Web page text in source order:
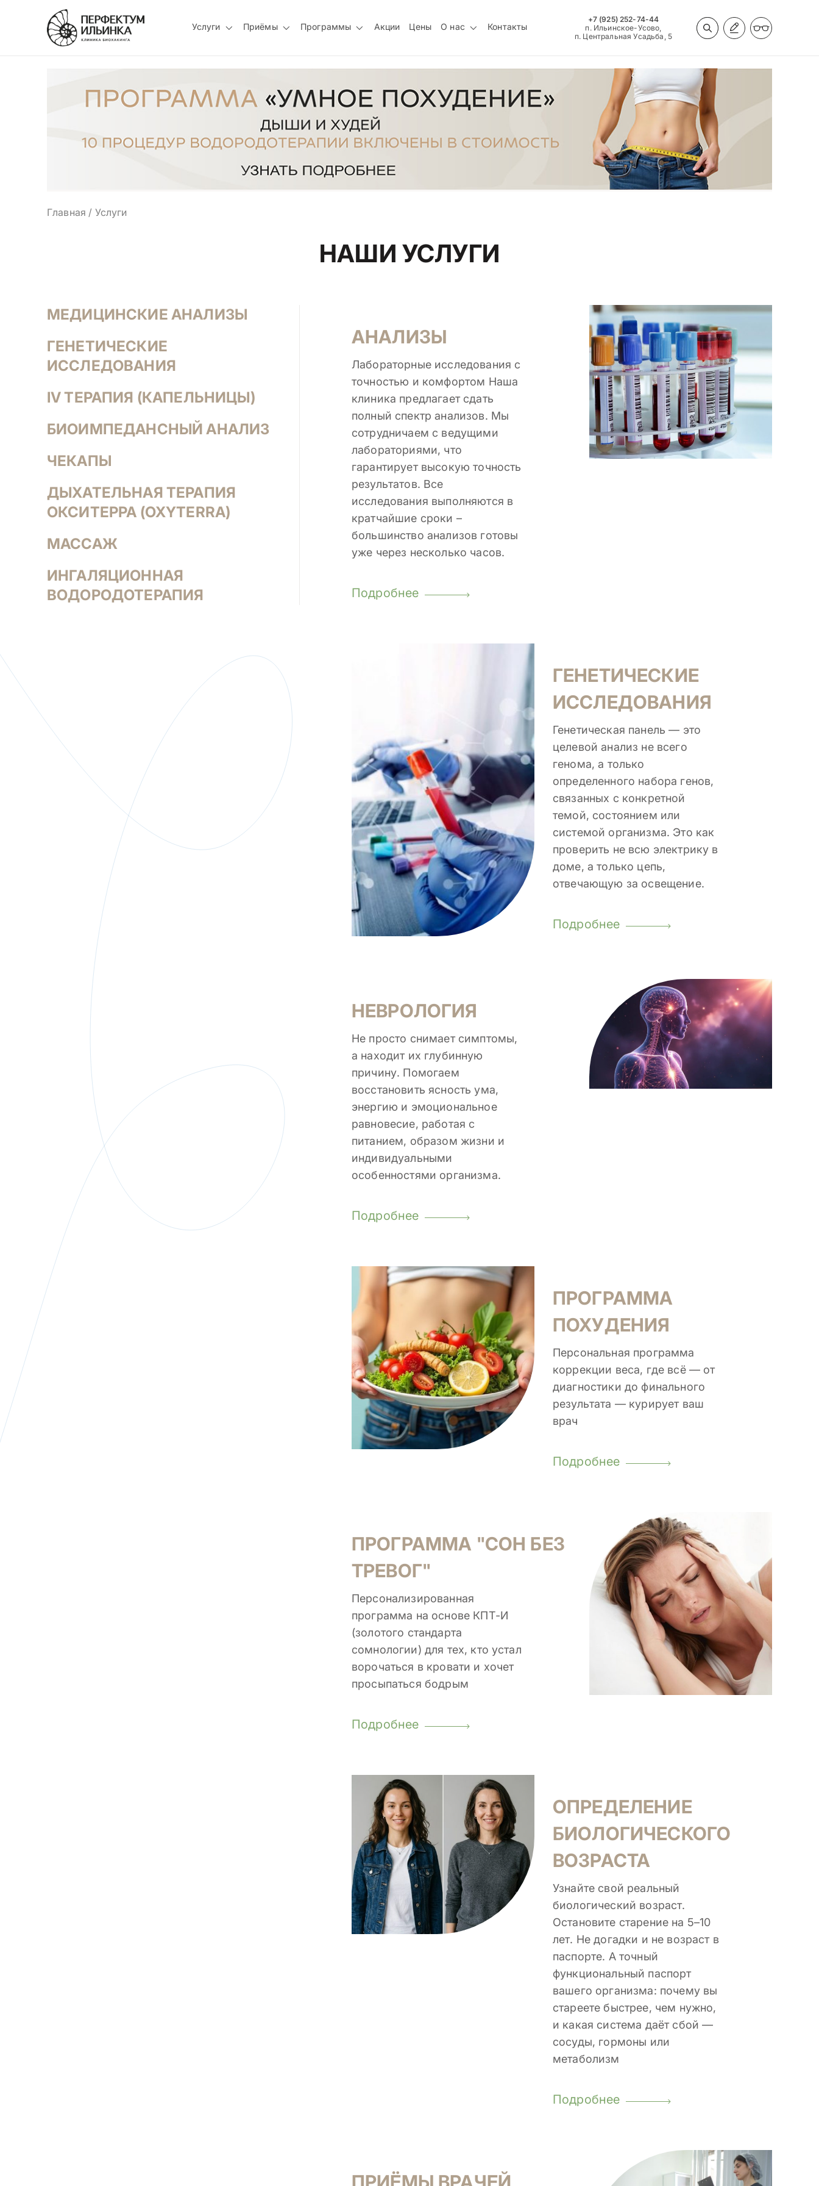
Услуги Приёмы Программы Акции Цены О нас Контакты
+7 (925) 252-74-44
п. Ильинское-Усово,
п. Центральная Усадьба, 5
Главная / Услуги
НАШИ УСЛУГИ
МЕДИЦИНСКИЕ АНАЛИЗЫ
ГЕНЕТИЧЕСКИЕ
ИССЛЕДОВАНИЯ
IV ТЕРАПИЯ (КАПЕЛЬНИЦЫ)
БИОИМПЕДАНСНЫЙ АНАЛИЗ
ЧЕКАПЫ
ДЫХАТЕЛЬНАЯ ТЕРАПИЯ
ОКСИТЕРРА (OXYTERRA)
МАССАЖ
ИНГАЛЯЦИОННАЯ
ВОДОРОДОТЕРАПИЯ
АНАЛИЗЫ
Лабораторные исследования с
точностью и комфортом Наша
клиника предлагает сдать
полный спектр анализов. Мы
сотрудничаем с ведущими
лабораториями, что
гарантирует высокую точность
результатов. Все
исследования выполняются в
кратчайшие сроки –
большинство анализов готовы
уже через несколько часов.
Подробнее
ГЕНЕТИЧЕСКИЕ
ИССЛЕДОВАНИЯ
Генетическая панель — это
целевой анализ не всего
генома, а только
определенного набора генов,
связанных с конкретной
темой, состоянием или
системой организма. Это как
проверить не всю электрику в
доме, а только цепь,
отвечающую за освещение.
Подробнее
НЕВРОЛОГИЯ
Не просто снимает симптомы,
а находит их глубинную
причину. Помогаем
восстановить ясность ума,
энергию и эмоциональное
равновесие, работая с
питанием, образом жизни и
индивидуальными
особенностями организма.
Подробнее
ПРОГРАММА
ПОХУДЕНИЯ
Персональная программа
коррекции веса, где всё — от
диагностики до финального
результата — курирует ваш
врач
Подробнее
ПРОГРАММА "СОН БЕЗ
ТРЕВОГ"
Персонализированная
программа на основе КПТ-И
(золотого стандарта
сомнологии) для тех, кто устал
ворочаться в кровати и хочет
просыпаться бодрым
Подробнее
ОПРЕДЕЛЕНИЕ
БИОЛОГИЧЕСКОГО
ВОЗРАСТА
Узнайте свой реальный
биологический возраст.
Остановите старение на 5–10
лет. Не догадки и не возраст в
паспорте. А точный
функциональный паспорт
вашего организма: почему вы
стареете быстрее, чем нужно,
и какая система даёт сбой —
сосуды, гормоны или
метаболизм
Подробнее